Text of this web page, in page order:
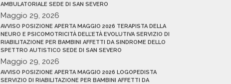
AMBULATORIALE SEDE DI SAN SEVERO
Maggio 29, 2026
AVVISO POSIZIONE APERTA MAGGIO 2026 TERAPISTA DELLA
NEURO E PSICOMOTRICITÀ DELL’ETÀ EVOLUTIVA SERVIZIO DI
RIABILITAZIONE PER BAMBINI AFFETTI DA SINDROME DELLO
SPETTRO AUTISTICO SEDE DI SAN SEVERO
Maggio 29, 2026
AVVISO POSIZIONE APERTA MAGGIO 2026 LOGOPEDISTA
SERVIZIO DI RIABILITAZIONE PER BAMBINI AFFETTI DA